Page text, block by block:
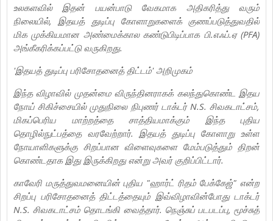
உலகளவில் இதன் பயன்பாடு வேகமாக அதிகரித்து வரும்
நிலையில், இதயத் துடிப்பு கோளாறுகளைக் குணப்படுத்துவதில்
மிக முக்கியமான அண்மைக்கால கண்டுபிடிப்பாக பி.எஃப்.ஏ (PFA)
அங்கீகரிக்கப்பட்டு வருகிறது.
'இதயத் துடிப்பு பரிசோதனைத் திட்டம்' அறிமுகம்
இந்த விழாவில் முதன்மை விருந்தினராகக் கலந்துகொண்ட இதய
நோய் சிகிச்சையில் முதுநிலை நிபுணர் டாக்டர் N.S. சிவகடாட்சம்,
மிகப்பெரிய மாற்றத்தை சாத்தியமாக்கும் இந்த புதிய
தொழில்நுட்பத்தை வரவேற்றார். இதயத் துடிப்பு கோளாறு உள்ள
நோயாளிகளுக்கு சிறப்பான விளைவுகளை மேம்படுத்தும் திறன்
கொண்டதாக இது இருக்கிறது என்று அவர் குறிப்பிட்டார்.
காவேரி மருத்துவமனையின் புதிய "ஹார்ட் ரிதம் பேக்கேஜ்" என்ற
சிறப்பு பரிசோதனைத் திட்டத்தையும் இவ்விழாவின்போது டாக்டர்
N.S. சிவகடாட்சம் தொடங்கி வைத்தார். நெஞ்சுப் படபடப்பு, மூச்சுத்